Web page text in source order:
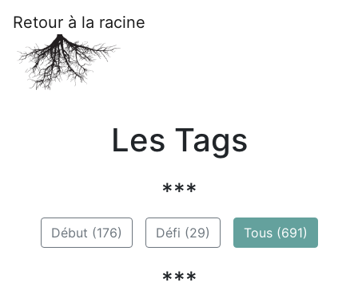
Retour à la racine
Les Tags
***
Début (176) Défi (29) Tous (691)
***